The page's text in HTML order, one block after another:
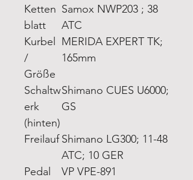
Ketten
blatt
Samox NWP203 ; 38
ATC
Kurbel
/
Größe
MERIDA EXPERT TK;
165mm
Schaltw
erk
(hinten)
Shimano CUES U6000;
GS
Freilauf Shimano LG300; 11-48
ATC; 10 GER
Pedal
VP VPE-891